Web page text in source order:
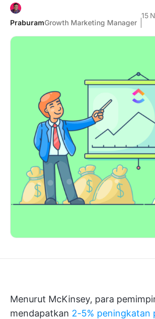
PraburamGrowth Marketing Manager
15
Menurut McKinsey, para
mendapatkan 2-5% peningkatan